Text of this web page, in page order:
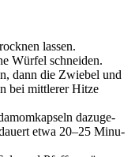
lassen.
Wür­fel schneiden.
dann die Zwie­bel und
bei mitt­le­rer Hit­ze
dazu­ge­
etwa 20–25 Minu­